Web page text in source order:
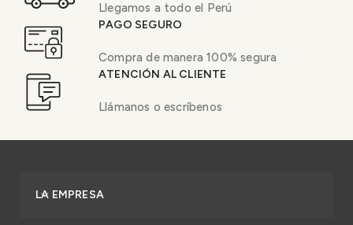
Llegamos a todo el Perú
PAGO SEGURO
Compra de manera 100% segura
ATENCIÓN AL CLIENTE
Llámanos o escríbenos
LA EMPRESA